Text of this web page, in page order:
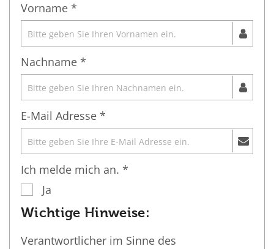
Vorname *
Nachname *
E-Mail Adresse *
Ich melde mich an. *
Ja
Wichtige Hinweise:
Verantwortlicher im Sinne des